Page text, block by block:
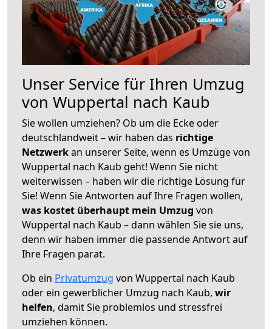
Unser Service für Ihren Umzug
von Wuppertal nach Kaub
Sie wollen umziehen? Ob um die Ecke oder
deutschlandweit – wir haben das richtige
Netzwerkan unserer Seite, wenn es Umzüge von
Wuppertal nach Kaub geht! Wenn Sie nicht
weiterwissen – haben wir die richtige Lösung für
Sie! Wenn Sie Antworten auf Ihre Fragen wollen,
was kostet überhaupt mein Umzug von
Wuppertal nach Kaub – dann wählen Sie sie uns,
denn wir haben immer die passende Antwort auf
Ihre Fragen parat.
Ob ein Privatumzug von Wuppertal nach Kaub
oder ein gewerblicher Umzug nach Kaub, wir
helfen, damit Sie problemlos und stressfrei
umziehen können.